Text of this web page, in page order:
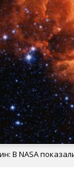
В NASA